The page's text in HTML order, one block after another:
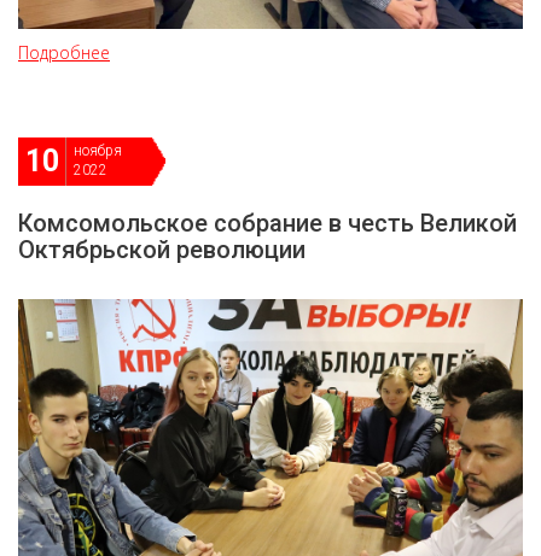
Подробнее
10
ноября
2022
Комсомольское собрание в честь Великой
Октябрьской революции